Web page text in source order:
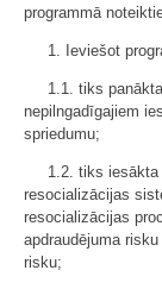
programmā
1. Ieviešot
1.1. tiks
nepilngadīgajiem
spriedumu;
1.2. tiks
resocializācijas
resocializācijas
apdraudējuma
risku;